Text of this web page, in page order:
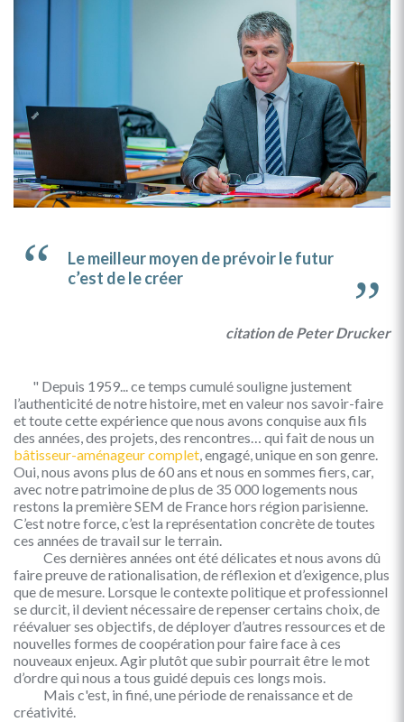
Le meilleur moyen de prévoir le futur
c’est de le créer
citation de Peter Drucker
" Depuis 1959... ce temps cumulé souligne justement
l’authenticité de notre histoire, met en valeur nos savoir-faire
et toute cette expérience que nous avons conquise aux fils
des années, des projets, des rencontres… qui fait de nous un
bâtisseur-aménageur complet, engagé, unique en son genre.
Oui, nous avons plus de 60 ans et nous en sommes fiers, car,
avec notre patrimoine de plus de 35 000 logements nous
restons la première SEM de France hors région parisienne.
C’est notre force, c’est la représentation concrète de toutes
ces années de travail sur le terrain.
Ces dernières années ont été délicates et nous avons dû
faire preuve de rationalisation, de réflexion et d’exigence, plus
que de mesure. Lorsque le contexte politique et professionnel
se durcit, il devient nécessaire de repenser certains choix, de
réévaluer ses objectifs, de déployer d’autres ressources et de
nouvelles formes de coopération pour faire face à ces
nouveaux enjeux. Agir plutôt que subir pourrait être le mot
d’ordre qui nous a tous guidé depuis ces longs mois.
Mais c'est, in finé, une période de renaissance et de
créativité.